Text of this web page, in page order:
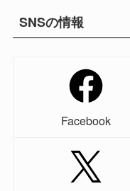
SNSの情報
Facebook